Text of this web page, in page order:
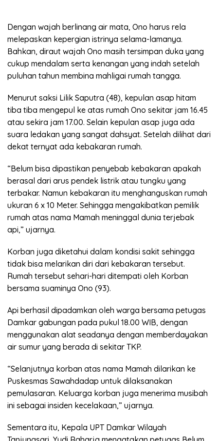
Dengan wajah berlinang air mata, Ono harus rela
melepaskan kepergian istrinya selama-lamanya.
Bahkan, diraut wajah Ono masih tersimpan duka yang
cukup mendalam serta kenangan yang indah setelah
puluhan tahun membina mahligai rumah tangga.
Menurut saksi Lilik Saputra (48), kepulan asap hitam
tiba tiba mengepul ke atas rumah Ono sekitar jam 16.45
atau sekira jam 17.00. Selain kepulan asap juga ada
suara ledakan yang sangat dahsyat. Setelah dilihat dari
dekat ternyat ada kebakaran rumah.
“Belum bisa dipastikan penyebab kebakaran apakah
berasal dari arus pendek listrik atau tungku yang
terbakar. Namun kebakaran itu menghanguskan rumah
ukuran 6 x 10 Meter. Sehingga mengakibatkan pemilik
rumah atas nama Mamah meninggal dunia terjebak
api,” ujarnya.
Korban juga diketahui dalam kondisi sakit sehingga
tidak bisa melarikan diri dari kebakaran tersebut.
Rumah tersebut sehari-hari ditempati oleh Korban
bersama suaminya Ono (93).
Api berhasil dipadamkan oleh warga bersama petugas
Damkar gabungan pada pukul 18.00 WIB, dengan
menggunakan alat seadanya dengan memberdayakan
air sumur yang berada di sekitar TKP.
“Selanjutnya korban atas nama Mamah dilarikan ke
Puskesmas Sawahdadap untuk dilaksanakan
pemulasaran. Keluarga korban juga menerima musibah
ini sebagai insiden kecelakaan,” ujarnya.
Sementara itu, Kepala UPT Damkar Wilayah